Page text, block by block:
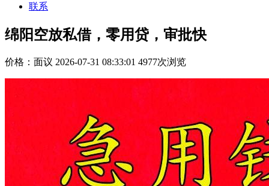
联系
绵阳空放私借，零用贷，审批快
价格： 面议 2026-07-31 08:33:01 4977次浏览